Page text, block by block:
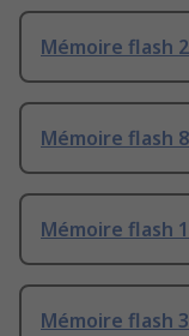
Mémoire flash
Mémoire flash
Mémoire flash
Mémoire flash